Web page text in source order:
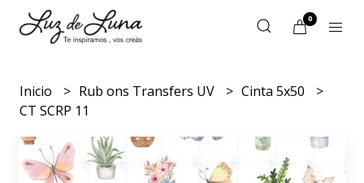
0
Inicio Rub ons Transfers UV
Cinta 5x50
CT SCRP 11